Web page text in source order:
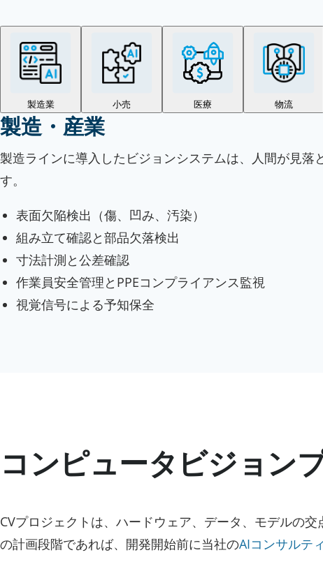
製造業 小売 医療 物流
製造・産業
製造ラインに導入したビジョンシステムは、人間が見
す。
表面欠陥検出（傷、凹み、汚染）
組み立て確認と部品欠落検出
寸法計測と公差確認
作業員安全管理とPPEコンプライアンス監視
視覚信号による予知保全
コンピュータビジョン
CVプロジェクトは、ハードウェア、データ、モデルの
の計画段階であれば、開発開始前に当社のAIコンサルテ